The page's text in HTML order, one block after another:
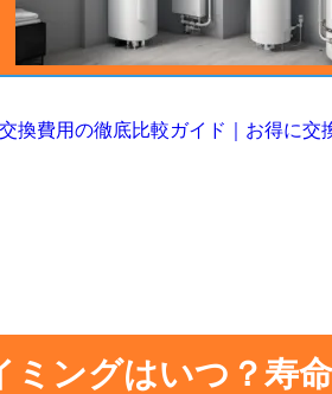
換費用の徹底比較ガイド｜お得に交
ミングはいつ？寿